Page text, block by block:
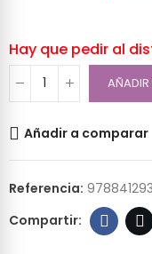
Hay que pedir al
Añadir a comparar
Referencia: